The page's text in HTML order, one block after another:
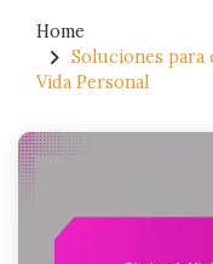
Home
Soluciones
Vida Personal